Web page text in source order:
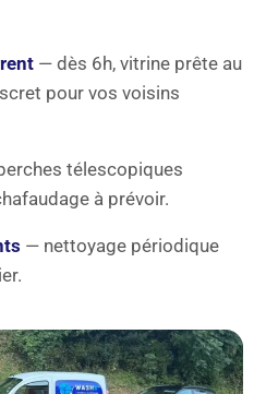
— dès 6h, vitrine prête au
pour vos voisins
télescopiques
à prévoir.
— nettoyage périodique